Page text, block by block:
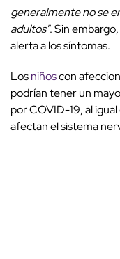
generalmente no se
adultos". Sin
alerta a los síntomas.
Losniñoscon
podrían tener un
por COVID-19, al
afectan el sistema